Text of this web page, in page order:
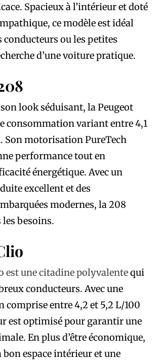
Spacieux à l’intérieur et doté
ce modèle est idéal
conducteurs ou les petites
d’une voiture pratique.
look séduisant, la Peugeot
consommation variant entre 4,1
Son motorisation PureTech
performance tout en
énergétique. Avec un
excellent et des
modernes, la 208
les besoins.
est une citadine polyvalentequi
conducteurs. Avec une
entre 4,2 et 5,2 L/100
est optimisé pour garantir une
En plus d’être économique,
espace intérieur et une